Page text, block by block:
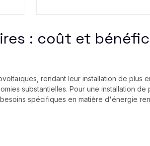
: coût et
rendant leur installation de plus
substantielles. Pour une installation de
spécifiques en matière d'énergie